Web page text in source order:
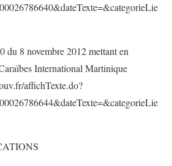
du 8 novembre 2012 mettant en
International Martinique
affichTexte.do?